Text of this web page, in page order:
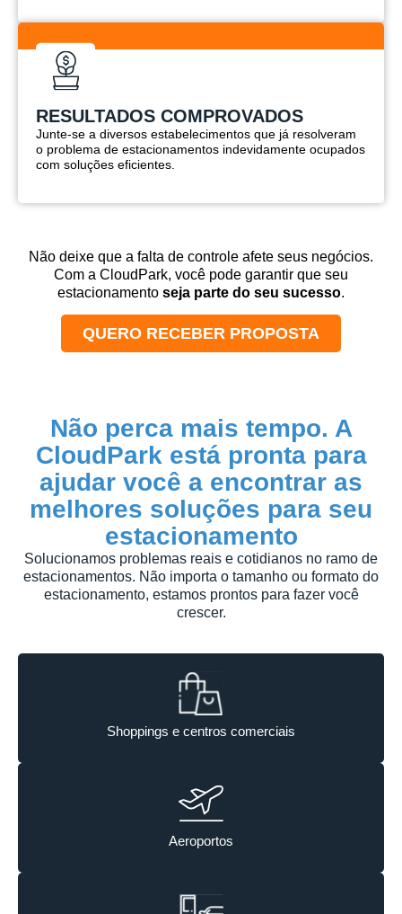
RESULTADOS COMPROVADOS
Junte-se a diversos estabelecimentos que já resolveram
o problema de estacionamentos indevidamente ocupados
com soluções eficientes.
Não deixe que a falta de controle afete seus negócios.
Com a CloudPark, você pode garantir que seu
estacionamento seja parte do seu sucesso.
QUERO RECEBER PROPOSTA
Não perca mais tempo. A
CloudPark está pronta para
ajudar você a encontrar as
melhores soluções para seu
estacionamento
Solucionamos problemas reais e cotidianos no ramo de
estacionamentos. Não importa o tamanho ou formato do
estacionamento, estamos prontos para fazer você
crescer.
Shoppings e centros comerciais
Aeroportos